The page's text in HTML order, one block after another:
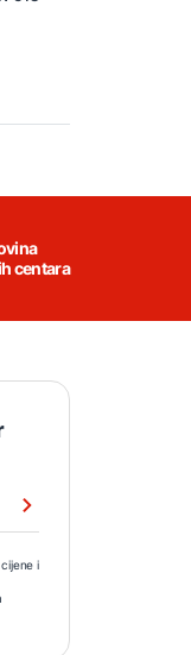
centara
i